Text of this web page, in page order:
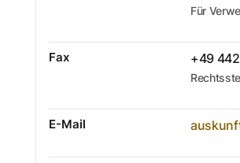
Für
Fax +49
E-Mail